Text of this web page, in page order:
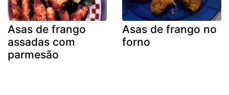
Asas de frango
assadas com
parmesão
Asas de frango no
forno